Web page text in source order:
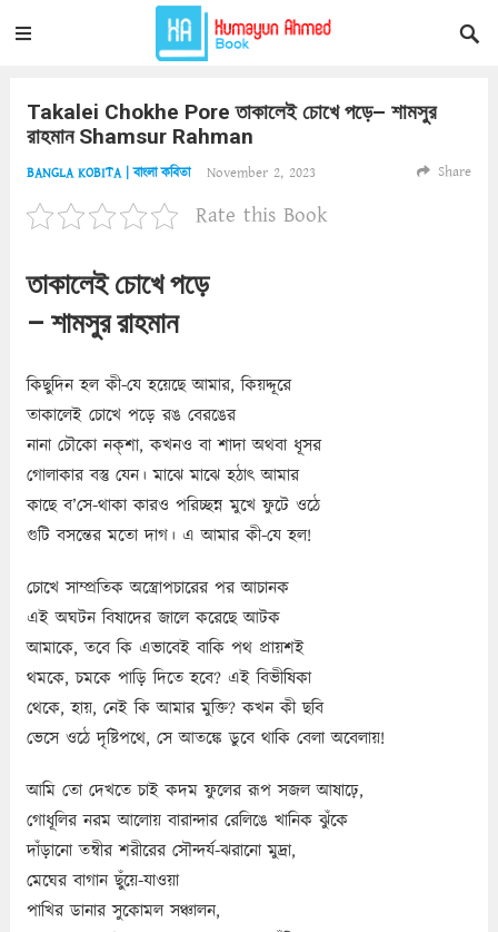
Takalei Chokhe Pore তাকালেই চোখে পড়ে– শামসুর
রাহমান Shamsur Rahman
BANGLA KOBITA | বাংলা কবিতা November 2, 2023 Share
Rate this Book
তাকালেই চোখে পড়ে
– শামসুর রাহমান
কিছুদিন হল কী-যে হয়েছে আমার, কিয়দ্দূরে
তাকালেই চোখে পড়ে রঙ বেরঙের
নানা চৌকো নক্‌শা, কখনও বা শাদা অথবা ধূসর
গোলাকার বস্তু যেন। মাঝে মাঝে হঠাৎ আমার
কাছে ব’সে-থাকা কারও পরিচ্ছন্ন মুখে ফুটে ওঠে
গুটি বসন্তের মতো দাগ। এ আমার কী-যে হল!
চোখে সাম্প্রতিক অস্ত্রোপচারের পর আচানক
এই অঘটন বিষাদের জালে করেছে আটক
আমাকে, তবে কি এভাবেই বাকি পথ প্রায়শই
থমকে, চমকে পাড়ি দিতে হবে? এই বিভীষিকা
থেকে, হায়, নেই কি আমার মুক্তি? কখন কী ছবি
ভেসে ওঠে দৃষ্টিপথে, সে আতঙ্কে ডুবে থাকি বেলা অবেলায়!
আমি তো দেখতে চাই কদম ফুলের রূপ সজল আষাঢ়ে,
গোধূলির নরম আলোয় বারান্দার রেলিঙে খানিক ঝুঁকে
দাঁড়ানো তন্বীর শরীরের সৌন্দর্য-ঝরানো মুদ্রা,
মেঘের বাগান ছুঁয়ে-যাওয়া
পাখির ডানার সুকোমল সঞ্চালন,